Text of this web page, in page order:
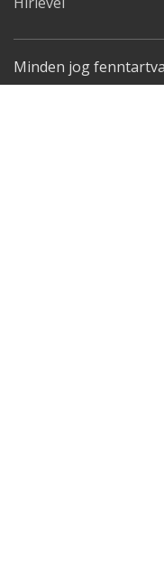
Minden jog